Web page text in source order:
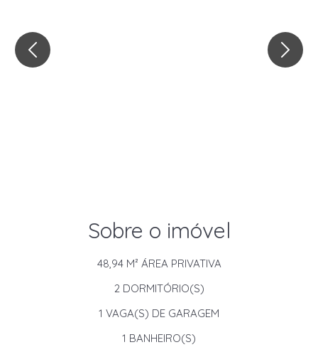
Sobre o imóvel
48,94 M² ÁREA PRIVATIVA
2DORMITÓRIO(S)
1 VAGA(S) DE GARAGEM
1 BANHEIRO(S)